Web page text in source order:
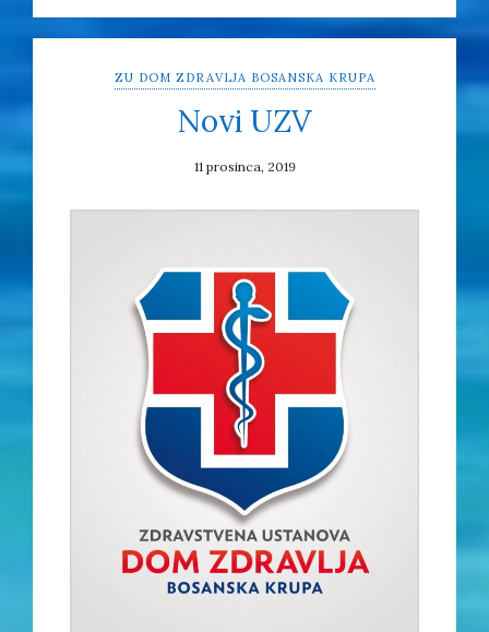
ZU DOM ZDRAVLJA BOSANSKA KRUPA
Novi UZV
11 prosinca, 2019